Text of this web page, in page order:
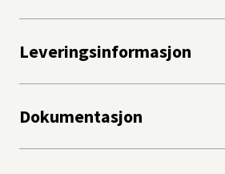
Leveringsinformasjon
Dokumentasjon